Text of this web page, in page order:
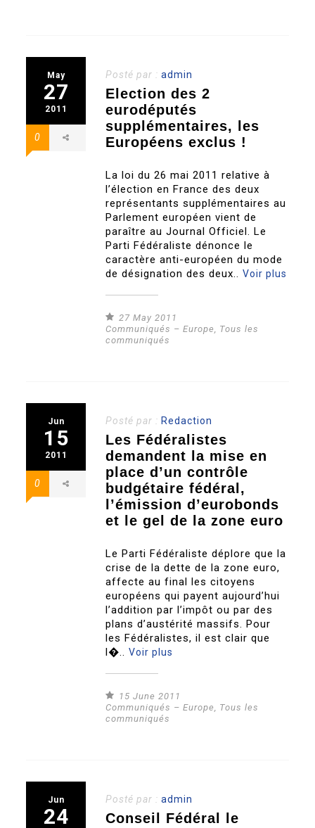
May
27
2011
0
Posté par :admin
Election des 2
eurodéputés
supplémentaires, les
Européens exclus !
La loi du 26 mai 2011 relative à
l’élection en France des deux
représentants supplémentaires au
Parlement européen vient de
paraître au Journal Officiel. Le
Parti Fédéraliste dénonce le
caractère anti-européen du mode
de désignation des deux..Voir plus
27 May 2011
Communiqués – Europe, Tous les
communiqués
Jun
15
2011
0
Posté par : Redaction
Les Fédéralistes
demandent la mise en
place d’un contrôle
budgétaire fédéral,
l’émission d’eurobonds
et le gel de la zone euro
Le Parti Fédéraliste déplore que la
crise de la dette de la zone euro,
affecte au final les citoyens
européens qui payent aujourd’hui
l’addition par l’impôt ou par des
plans d’austérité massifs. Pour
les Fédéralistes, il est clair que
l�..Voir plus
15 June 2011
Communiqués – Europe, Tous les
communiqués
Jun
24
Posté par :admin
Conseil Fédéral le